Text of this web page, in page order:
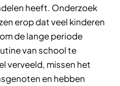
heeft. Onderzoek
erop dat veel kinderen
de lange periode
van school te
verveeld, missen het
en hebben